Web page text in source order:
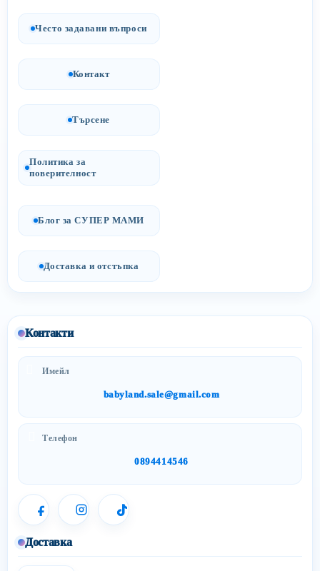
Често задавани въпроси
Контакт
Търсене
Политика за
поверителност
Блог за СУПЕР МАМИ
Доставка и отстъпка
Контакти
Имейл
babyland.sale@gmail.com
Телефон
0894414546
Доставка